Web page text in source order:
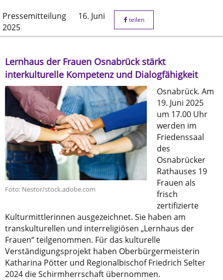
Pressemitteilung
16. Juni
2025
teilen
Lernhaus der Frauen Osnabrück stärkt
interkulturelle Kompetenz und Dialogfähigkeit
Foto: Nestor/stock.adobe.com
Osnabrück. Am
19. Juni 2025
um 17.00 Uhr
werden im
Friedenssaal
des
Osnabrücker
Rathauses 19
Frauen als
frisch
zertifizierte
Kulturmittlerinnen ausgezeichnet. Sie haben am
transkulturellen und interreligiösen „Lernhaus der
Frauen“ teilgenommen. Für das kulturelle
Verständigungsprojekt haben Oberbürgermeisterin
Katharina Pötter und Regionalbischof Friedrich Selter
2024 die Schirmherrschaft übernommen.